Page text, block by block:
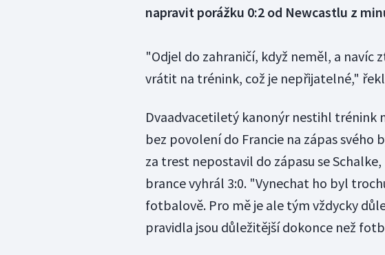
napravit porážku 0:2 od Newcastlu z
"Odjel do zahraničí, když neměl, a navíc
vrátit na trénink, což je nepřijatelné,"
Dvaadvacetiletý kanonýr nestihl trénink
bez povolení do Francie na zápas svého
za trest nepostavil do zápasu se
brance vyhrál 3:0. "Vynechat ho byl
fotbalově. Pro mě je ale tým vždycky
pravidla jsou důležitější dokonce než